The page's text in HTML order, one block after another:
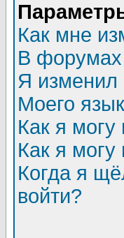
Как мне
В форумах
Я изменил
Моего
Как я
Как я могу
Когда я
войти?